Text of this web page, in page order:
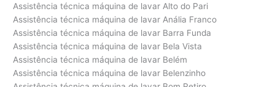
Assistência técnica máquina de lavar Alto do Pari
Assistência técnica máquina de lavar Anália Franco
Assistência técnica máquina de lavar Barra Funda
Assistência técnica máquina de lavar Bela Vista
Assistência técnica máquina de lavar Belém
Assistência técnica máquina de lavar Belenzinho